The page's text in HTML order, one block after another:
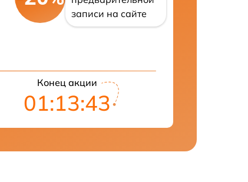
записи на сайте
Конец акции
01:13:42